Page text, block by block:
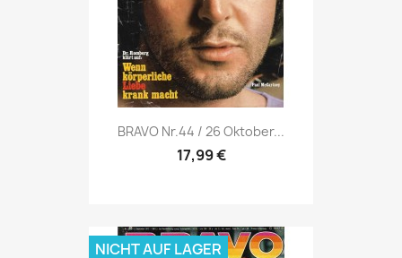
Vorschau
BRAVO Nr.44 / 26 Oktober...
17,99 €
NICHT AUF LAGER